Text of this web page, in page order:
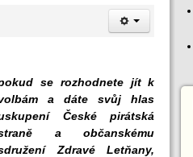
se rozhodnete jít k
a dáte svůj hlas
České pirátská
a občanskému
Zdravé Letňany,